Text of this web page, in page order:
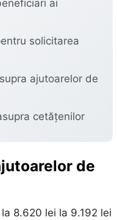
ai
solicitarea
ajutoarelor de
cetățenilor
de
8.620 lei la 9.192 lei